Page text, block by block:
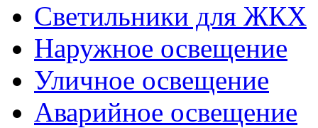
Светильники для ЖКХ
Наружное освещение
Уличное освещение
Аварийное освещение